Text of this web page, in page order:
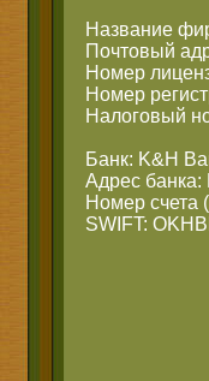
Название
Почтовый
Номер
Номер
Налоговый
Банк: K&H
Адрес банка:
Номер счета
SWIFT: